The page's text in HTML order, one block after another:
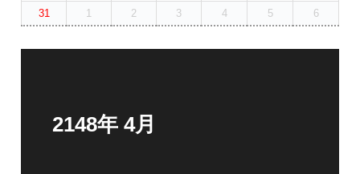
31
1 2 3 4 5 6
2148年 4月